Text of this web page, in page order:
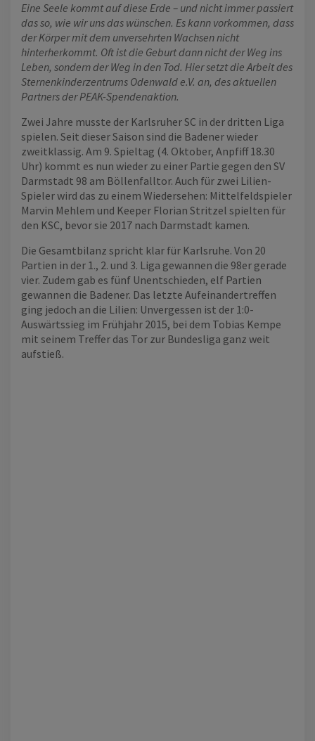
Eine Seele kommt auf diese Erde – und nicht immer passiert
das so, wie wir uns das wünschen. Es kann vorkommen, dass
der Körper mit dem unversehrten Wachsen nicht
hinterherkommt. Oft ist die Geburt dann nicht der Weg ins
Leben, sondern der Weg in den Tod. Hier setzt die Arbeit des
Sternenkinderzentrums Odenwald e.V. an, des aktuellen
Partners der PEAK-Spendenaktion.
Zwei Jahre musste der Karlsruher SC in der dritten Liga
spielen. Seit dieser Saison sind die Badener wieder
zweitklassig. Am 9. Spieltag (4. Oktober, Anpfiff 18.30
Uhr) kommt es nun wieder zu einer Partie gegen den SV
Darmstadt 98 am Böllenfalltor. Auch für zwei Lilien-
Spieler wird das zu einem Wiedersehen: Mittelfeldspieler
Marvin Mehlem und Keeper Florian Stritzel spielten für
den KSC, bevor sie 2017 nach Darmstadt kamen.
Die Gesamtbilanz spricht klar für Karlsruhe. Von 20
Partien in der 1., 2. und 3. Liga gewannen die 98er gerade
vier. Zudem gab es fünf Unentschieden, elf Partien
gewannen die Badener. Das letzte Aufeinandertreffen
ging jedoch an die Lilien: Unvergessen ist der 1:0-
Auswärtssieg im Frühjahr 2015, bei dem Tobias Kempe
mit seinem Treffer das Tor zur Bundesliga ganz weit
aufstieß.